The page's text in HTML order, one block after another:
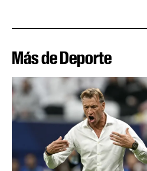
Más de Deporte